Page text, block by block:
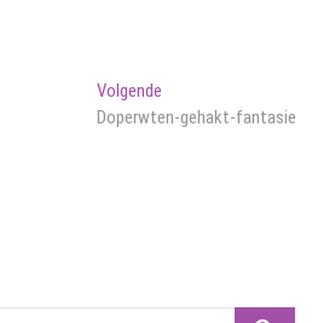
VolgendeVolgend
bericht:
Doperwten-gehakt-fantasie